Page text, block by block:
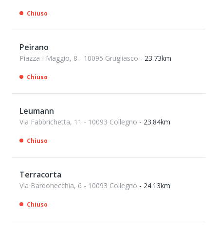
Chiuso
Peirano
Piazza I Maggio, 8 - 10095 Grugliasco - 23.73km
Chiuso
Leumann
Via Fabbrichetta, 11 - 10093 Collegno - 23.84km
Chiuso
Terracorta
Via Bardonecchia, 6 - 10093 Collegno - 24.13km
Chiuso